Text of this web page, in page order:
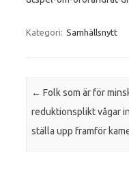
Kategori: Samhällsnytt
Inläggsnavigering
← Folk som är för
reduktionsplikt vågar
ställa upp framför